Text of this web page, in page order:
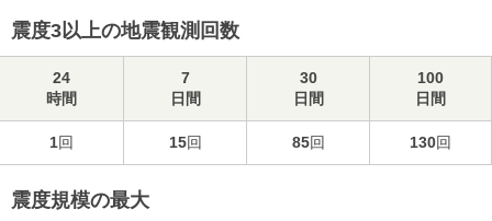
震度3以上の地震観測回数
24
時間
7
日間
30
日間
100
日間
1回 15回 85回 130回
震度規模の最大